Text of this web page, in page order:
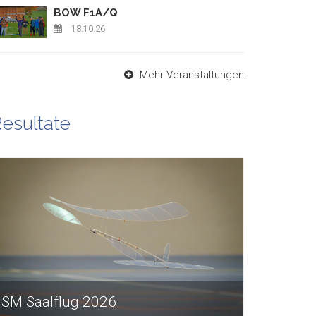
BOW F1A/Q
18.10.26
Mehr Veranstaltungen
SM Saalflug 2026